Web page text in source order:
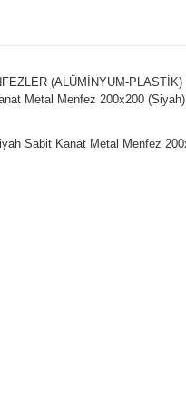
(ALÜMİNYUM-PLASTİK)
Metal Menfez 200x200 (Siyah)